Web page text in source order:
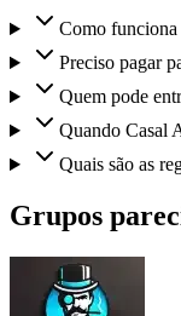
Como funciona
Preciso pagar
Quem pode
Quando Casal
Quais são as
Grupos